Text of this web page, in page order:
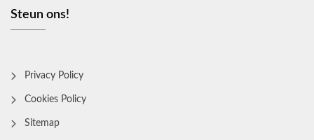
Steun ons!
Privacy Policy
Cookies Policy
Sitemap